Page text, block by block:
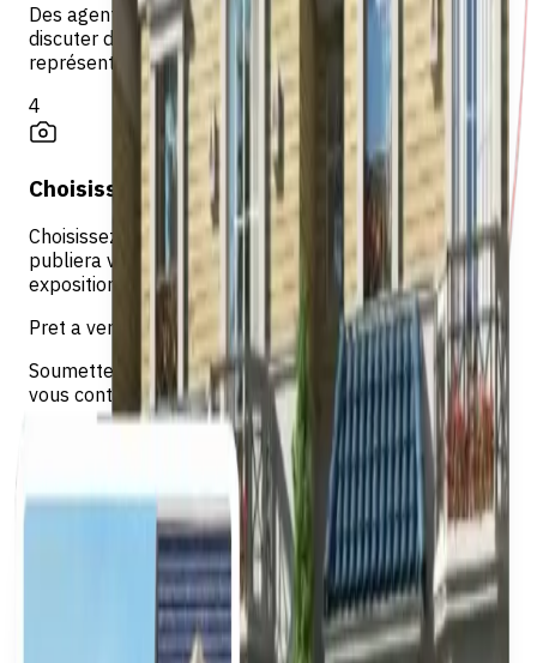
Des agents vérifiés vous contactent directement pour
discuter de l'évaluation, du marketing et de la
représentation.
4
Choisissez votre agent et publiez sur MLS
Choisissez l'agent qui vous convient le mieux — il
publiera votre propriété sur Egypt MLS pour une
exposition maximale.
Pret a vendre ? Commencez des aujourd'hui
Soumettez les details de votre bien et notre equipe
vous contactera dans les 24 heures.
Pourquoi vendre avec EREP
EREP est la place de marché qui vous connecte avec
les agents et acheteurs actifs sur Egypt MLS.